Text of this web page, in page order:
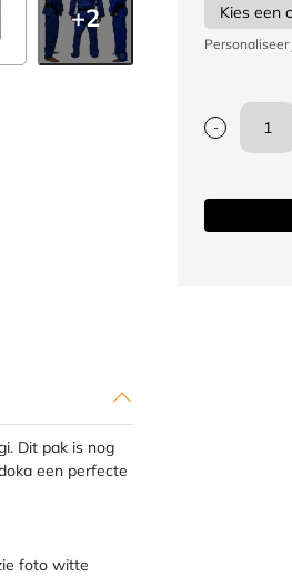
+2
-
Judopak
2.0
|
Dit pak is nog
een perfecte
foto witte